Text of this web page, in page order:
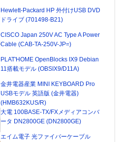
Hewlett-Packard HP 外付けUSB DVD
ドライブ (701498-B21)
CISCO Japan 250V AC Type A Power
Cable (CAB-TA-250V-JP=)
PLAT'HOME OpenBlocks IX9 Debian
11搭載モデル (OBSIX9/D11A)
金井電器産業 MINI KEYBOARD Pro
USBモデル 英語版 (金井電器)
(HMB632KUS/R)
大電 100BASE-TX/FXメディアコンバ
ータ DN2800GE (DN2800GE)
エイム電子 光ファイバーケーブル